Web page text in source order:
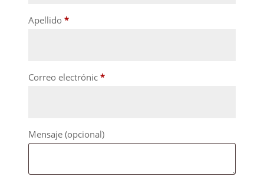
Apellido *
Correo electrónic *
Mensaje (opcional)